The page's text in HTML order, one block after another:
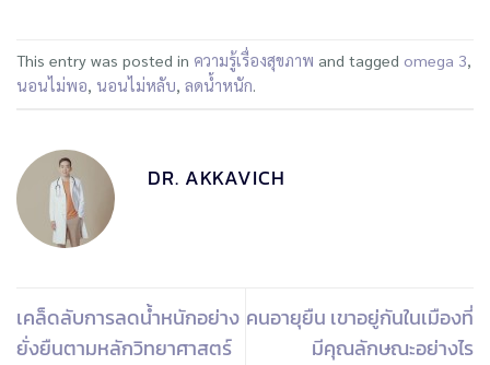
This entry was posted in ความรู้เรื่องสุขภาพ and tagged omega 3,
นอนไม่พอ, นอนไม่หลับ, ลดน้ำหนัก.
DR. AKKAVICH
เคล็ดลับการลดน้ำหนักอย่าง
ยั่งยืนตามหลักวิทยาศาสตร์
คนอายุยืน เขาอยู่กันในเมืองที่
มีคุณลักษณะอย่างไร